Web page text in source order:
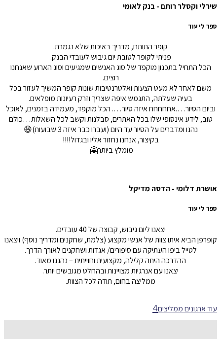
שירלי וקסלר רותם - בנק לאומי
ספר לי עוד
קופר התותח, מדריך באיכות שלא נגמרת.
פניתי לקופר לטובת יום גיבוש לעובדי הבנק.
הכל התחיל בתכנון מוקפד של סוג האנשים שמגיעים וסוג הארוע שאנחנו
רוצים.
משם לאחר לא מעט הצעות ואלטרנטיבות שונות קופר המשיך לעזור בכל
בעיה שעלתה, התגמש איפה שצריך וזרק רעיונות מופלאים.
וביום הסיור….אחחחחח איזה סיור…. הכל מוקפד, מעמידה בזמנים, לאוכל
טוב, לידע אינסופי שלו בכל האתרים, סבלנות וקשב לכל השאלות…כולם
נהנו ומדברים על הסיור עד היום (ועברו כבר איזה 3 שבועות)😆
בקיצור, אנחנו נחזור אליו ובגדול!!!!
מומלץ ביותר🤗
אושרת דלומי - הדסה מדיקל
ספר לי עוד
יצאנו ליום גיבוש, קבוצה של עובדים.
קופרפן הביא איתו צוות של אנשי מקצוע (צלמת, שחקנים ומדריך נוסף) ויצאנו
לטייל ביפו העתיקה עם סיפורים/אגדות ושחקנים לאורך הדרך.
ההדרכה היתה קלילה, מקצועית וחוייתית – נהננו מאוד.
יצאנו עם אנרגיות מצויינות ובהחלט מגובשים יותר.
ממליצה בחום, תודה לכל הצוות.
עוד ארגונים ממליצים